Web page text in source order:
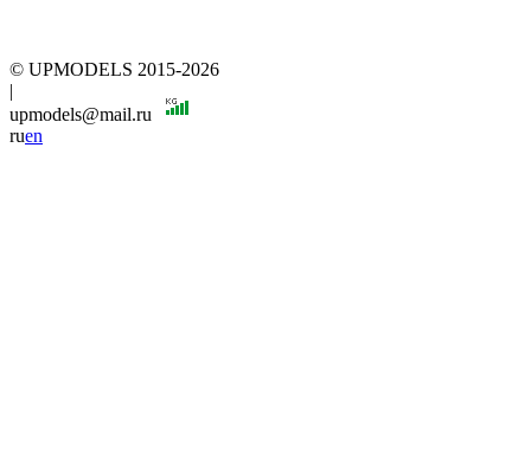
© UPMODELS 2015-2026
|
upmodels@mail.ru
ruen